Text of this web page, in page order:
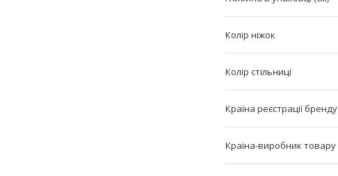
Колір ніжок
Колір стільниці
Країна реєстрації бренду
Країна-виробник товару